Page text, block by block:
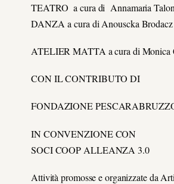
TEATRO a cura di Annamaria
DANZA a cura di Anouscka Brodacz
ATELIER MATTA a cura di Monica
CON IL CONTRIBUTO DI
FONDAZIONE
IN CONVENZIONE CON
SOCI COOP ALLEANZA 3.0
Attività promosse e organizzate da